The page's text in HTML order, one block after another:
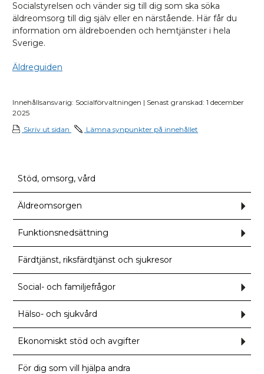
Socialstyrelsen och vänder sig till dig som ska söka
äldreomsorg till dig själv eller en närstående. Här får du
information om äldreboenden och hemtjänster i hela
Sverige.
Äldreguiden
Innehållsansvarig: Socialförvaltningen | Senast granskad: 1 december
2025
Skriv ut sidan
Lämna synpunkter på innehållet
Stöd, omsorg, vård
Äldreomsorgen
Funktionsnedsättning
Färdtjänst, riksfärdtjänst och sjukresor
Social- och familjefrågor
Hälso- och sjukvård
Ekonomiskt stöd och avgifter
För dig som vill hjälpa andra